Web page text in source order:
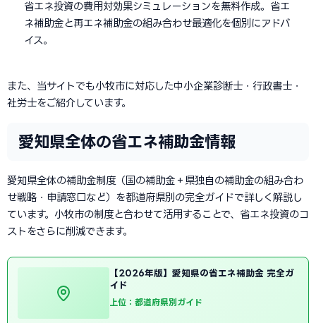
省エネ投資の費用対効果シミュレーションを無料作成。省エ
ネ補助金と再エネ補助金の組み合わせ最適化を個別にアドバ
イス。
また、当サイトでも小牧市に対応した中小企業診断士・行政書士・
社労士をご紹介しています。
愛知県全体の省エネ補助金情報
愛知県全体の補助金制度（国の補助金＋県独自の補助金の組み合わ
せ戦略・申請窓口など）を都道府県別の完全ガイドで詳しく解説し
ています。小牧市の制度と合わせて活用することで、省エネ投資のコ
ストをさらに削減できます。
【2026年版】愛知県の省エネ補助金 完全ガ
イド
上位：都道府県別ガイド